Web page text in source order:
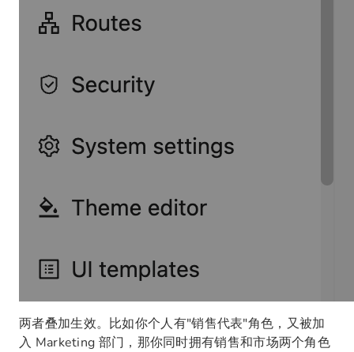
两者叠加生效。比如你个人有"销售代表"角色，又被加
入 Marketing 部门，那你同时拥有销售和市场两个角色